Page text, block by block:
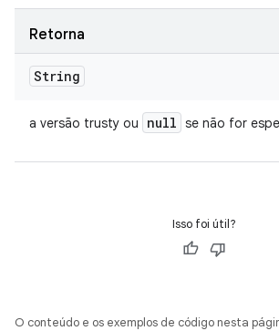
Retorna
String
a versão trusty ou null se não for
Isso foi útil?
O conteúdo e os exemplos de código nesta